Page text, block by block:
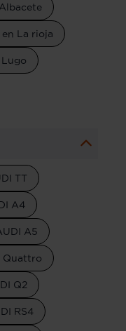
en La rioja
TT
A4
A5
Quattro
Q2
RS4